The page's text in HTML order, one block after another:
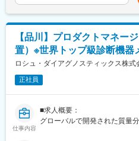
変更の範囲：会社の定める業務
～10:00、2:30～11:00、
13:30、5:30～14:00、4:00～
※シフトに関する補足事項
出荷時間/作業内容の変更に伴
となる場合がございます。
■キャリアパスなど：
将来的には、リーダーとして
ントを担って頂けることを期
援や個々の経験や強み弱みを
す。月給(月額)は固定手当を含
【品川】プロダクトマネー
置）※世界トップ級診断機器
ロシュ・ダイアグノスティックス株式
正社員
仕事内容
■求人概要：
グローバルで開発された質量